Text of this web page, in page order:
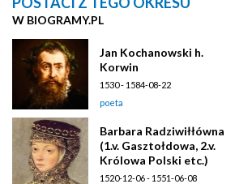
W BIOGRAMY.PL
Jan Kochanowski h.
Korwin
1530 - 1584-08-22
poeta
Barbara Radziwiłłówna
(1.v. Gasztołdowa, 2.v.
Królowa Polski etc.)
1520-12-06 - 1551-06-08